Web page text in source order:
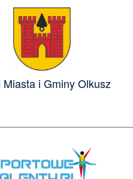
Miasta i Gminy Olkusz